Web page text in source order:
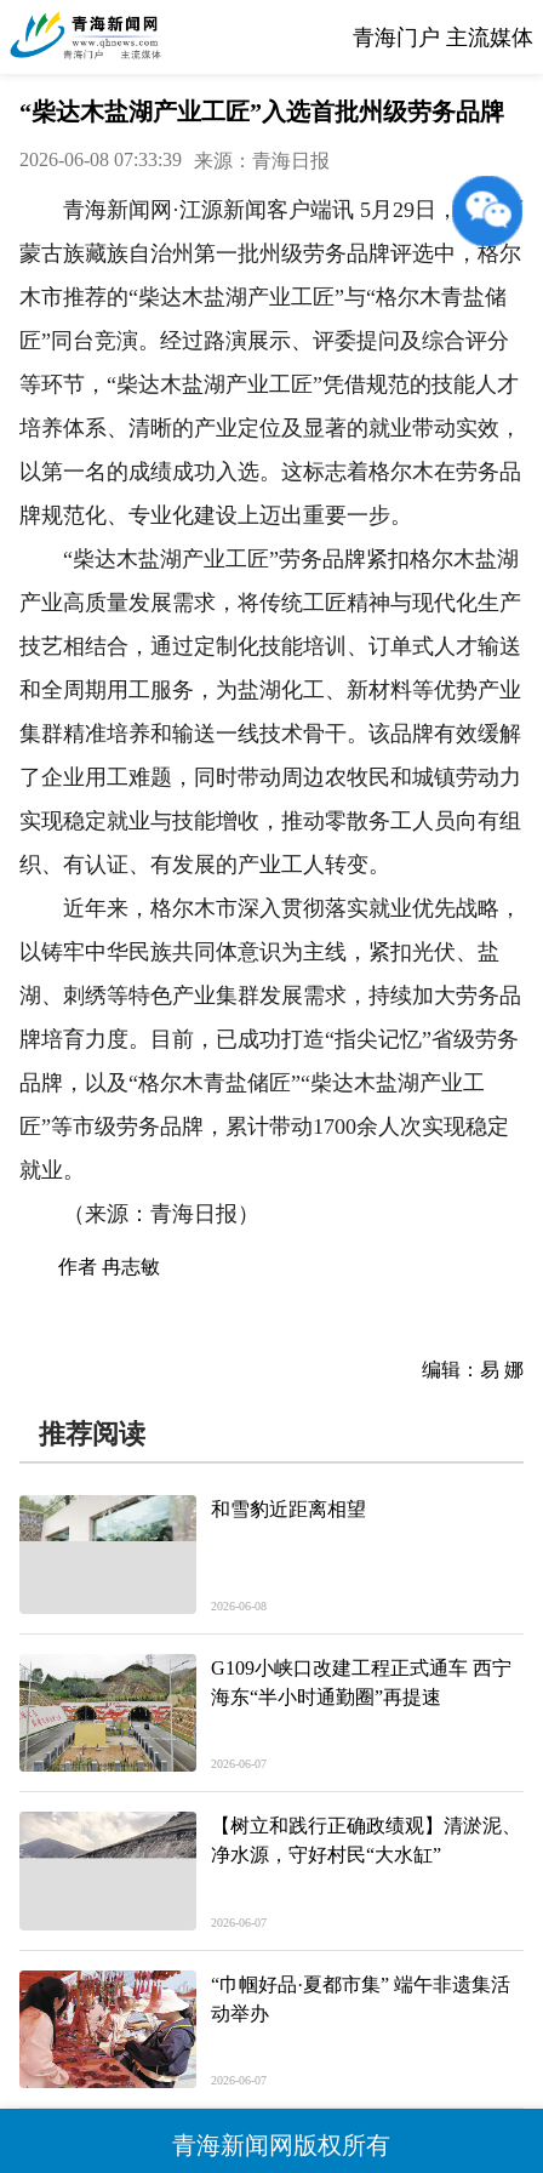
青海门户 主流媒体
“柴达木盐湖产业工匠”入选首批州级劳务品牌
2026-06-08 07:33:39 来源：青海日报
青海新闻网·江源新闻客户端讯 5月29日，在海西
蒙古族藏族自治州第一批州级劳务品牌评选中，格尔
木市推荐的“柴达木盐湖产业工匠”与“格尔木青盐储
匠”同台竞演。经过路演展示、评委提问及综合评分
等环节，“柴达木盐湖产业工匠”凭借规范的技能人才
培养体系、清晰的产业定位及显著的就业带动实效，
以第一名的成绩成功入选。这标志着格尔木在劳务品
牌规范化、专业化建设上迈出重要一步。
“柴达木盐湖产业工匠”劳务品牌紧扣格尔木盐湖
产业高质量发展需求，将传统工匠精神与现代化生产
技艺相结合，通过定制化技能培训、订单式人才输送
和全周期用工服务，为盐湖化工、新材料等优势产业
集群精准培养和输送一线技术骨干。该品牌有效缓解
了企业用工难题，同时带动周边农牧民和城镇劳动力
实现稳定就业与技能增收，推动零散务工人员向有组
织、有认证、有发展的产业工人转变。
近年来，格尔木市深入贯彻落实就业优先战略，
以铸牢中华民族共同体意识为主线，紧扣光伏、盐
湖、刺绣等特色产业集群发展需求，持续加大劳务品
牌培育力度。目前，已成功打造“指尖记忆”省级劳务
品牌，以及“格尔木青盐储匠”“柴达木盐湖产业工
匠”等市级劳务品牌，累计带动1700余人次实现稳定
就业。
（来源：青海日报）
作者 冉志敏
编辑：易 娜
推荐阅读
和雪豹近距离相望
2026-06-08
G109小峡口改建工程正式通车 西宁
海东“半小时通勤圈”再提速
2026-06-07
【树立和践行正确政绩观】清淤泥、
净水源，守好村民“大水缸”
2026-06-07
“巾帼好品·夏都市集” 端午非遗集活
动举办
2026-06-07
青海新闻网版权所有